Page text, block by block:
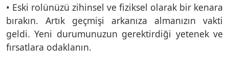
• Eski rolünüzü zihinsel ve fiziksel olarak bir kenara
bırakın. Artık geçmişi arkanıza almanızın vakti
geldi. Yeni durumunuzun gerektirdiği yetenek ve
fırsatlara odaklanın.